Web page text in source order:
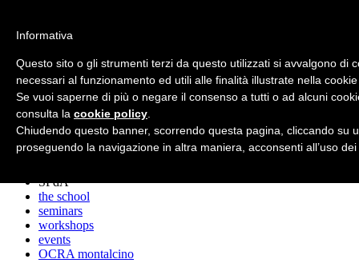
archos
the studio
projects
lectures
press cuttings
SPdA
the school
seminars
workshops
events
OCRA montalcino
Informativa
Questo sito o gli strumenti terzi da questo utilizzati si avvalgono di
necessari al funzionamento ed utili alle finalità illustrate nella
Se vuoi saperne di più o negare il consenso a tutti o ad alcuni
consulta la cookie policy
Chiudendo questo banner, scorrendo questa pagina, cliccando su
proseguendo la navigazione in altra maniera, acconsenti all’uso